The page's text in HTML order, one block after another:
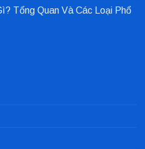
Tổng Quan Và Các Loại Phổ